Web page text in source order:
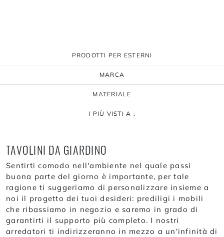
PRODOTTI PER ESTERNI
MARCA
MATERIALE
I PIÙ VISTI A :
TAVOLINI DA GIARDINO
Sentirti comodo nell'ambiente nel quale passi
buona parte del giorno è importante, per tale
ragione ti suggeriamo di personalizzare insieme a
noi il progetto dei tuoi desideri: prediligi i mobili
che ribassiamo in negozio e saremo in grado di
garantirti il supporto più completo. I nostri
arredatori ti indirizzeranno in mezzo a un'infinità di